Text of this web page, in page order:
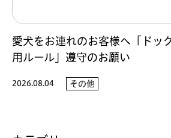
愛犬をお連れのお客様へ「ドッ
用ルール」遵守のお願い
2026.08.04 その他